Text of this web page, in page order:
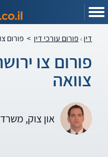
דין פורום עורכי דין > פורום
פורום צו
צוואה
און צוק,